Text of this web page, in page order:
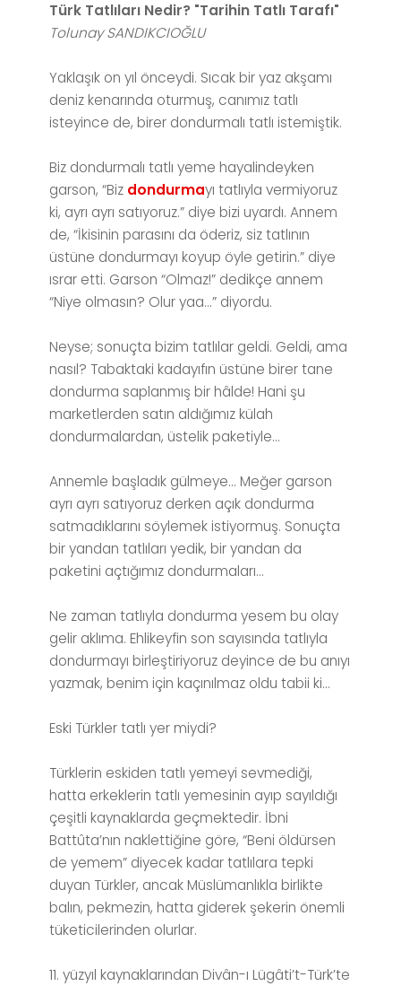
Türk Tatlıları Nedir? "Tarihin Tatlı Tarafı"
Tolunay SANDIKCIOĞLU
Yaklaşık on yıl önceydi. Sıcak bir yaz akşamı
deniz kenarında oturmuş, canımız tatlı
isteyince de, birer dondurmalı tatlı istemiştik.
Biz dondurmalı tatlı yeme hayalindeyken
garson, “Biz dondurmayı tatlıyla vermiyoruz
ki, ayrı ayrı satıyoruz.” diye bizi uyardı. Annem
de, “İkisinin parasını da öderiz, siz tatlının
üstüne dondurmayı koyup öyle getirin.” diye
ısrar etti. Garson “Olmaz!” dedikçe annem
“Niye olmasın? Olur yaa…” diyordu.
Neyse; sonuçta bizim tatlılar geldi. Geldi, ama
nasıl? Tabaktaki kadayıfın üstüne birer tane
dondurma saplanmış bir hâlde! Hani şu
marketlerden satın aldığımız külah
dondurmalardan, üstelik paketiyle…
Annemle başladık gülmeye… Meğer garson
ayrı ayrı satıyoruz derken açık dondurma
satmadıklarını söylemek istiyormuş. Sonuçta
bir yandan tatlıları yedik, bir yandan da
paketini açtığımız dondurmaları…
Ne zaman tatlıyla dondurma yesem bu olay
gelir aklıma. Ehlikeyfin son sayısında tatlıyla
dondurmayı birleştiriyoruz deyince de bu anıyı
yazmak, benim için kaçınılmaz oldu tabii ki...
Eski Türkler tatlı yer miydi?
Türklerin eskiden tatlı yemeyi sevmediği,
hatta erkeklerin tatlı yemesinin ayıp sayıldığı
çeşitli kaynaklarda geçmektedir. İbni
Battûta’nın naklettiğine göre, “Beni öldürsen
de yemem” diyecek kadar tatlılara tepki
duyan Türkler, ancak Müslümanlıkla birlikte
balın, pekmezin, hatta giderek şekerin önemli
tüketicilerinden olurlar.
11. yüzyıl kaynaklarından Divân-ı Lügâti’t-Türk’te